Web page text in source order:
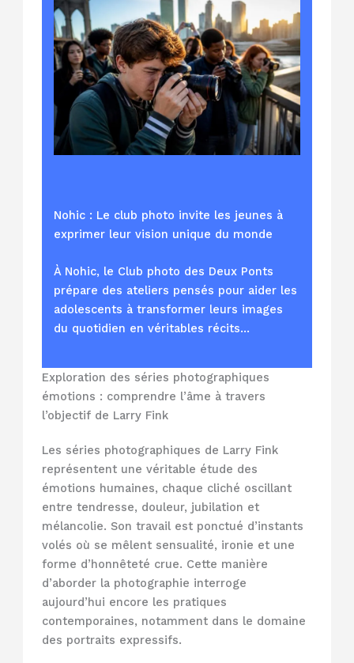
Nohic : Le club photo invite les jeunes à
exprimer leur vision unique du monde
À Nohic, le Club photo des Deux Ponts
prépare des ateliers pensés pour aider les
adolescents à transformer leurs images
du quotidien en véritables récits…
Exploration des séries photographiques
émotions : comprendre l’âme à travers
l’objectif de Larry Fink
Les séries photographiques de Larry Fink
représentent une véritable étude des
émotions humaines, chaque cliché oscillant
entre tendresse, douleur, jubilation et
mélancolie. Son travail est ponctué d’instants
volés où se mêlent sensualité, ironie et une
forme d’honnêteté crue. Cette manière
d’aborder la photographie interroge
aujourd’hui encore les pratiques
contemporaines, notamment dans le domaine
des portraits expressifs.